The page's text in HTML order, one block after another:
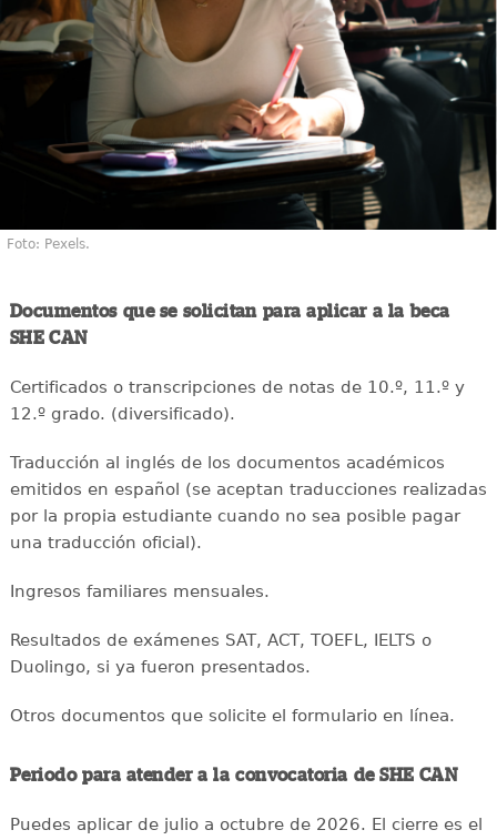
Foto: Pexels.
Documentos que se solicitan para aplicar a la beca
SHE CAN
Certificados o transcripciones de notas de 10.º, 11.º y
12.º grado. (diversificado).
Traducción al inglés de los documentos académicos
emitidos en español (se aceptan traducciones realizadas
por la propia estudiante cuando no sea posible pagar
una traducción oficial).
Ingresos familiares mensuales.
Resultados de exámenes SAT, ACT, TOEFL, IELTS o
Duolingo, si ya fueron presentados.
Otros documentos que solicite el formulario en línea.
Periodo para atender a la convocatoria de SHE CAN
Puedes aplicar de julio a octubre de 2026. El cierre es el